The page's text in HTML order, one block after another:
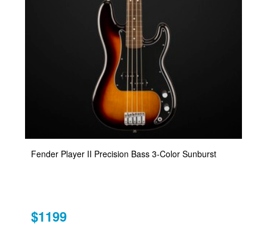
Fender Player II Precision Bass 3-Color Sunburst
$1199